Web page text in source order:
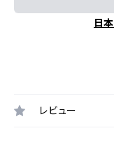
日
レビュー